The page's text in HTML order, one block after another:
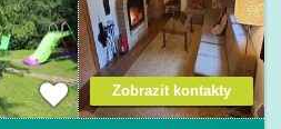
Zobrazit kontakty